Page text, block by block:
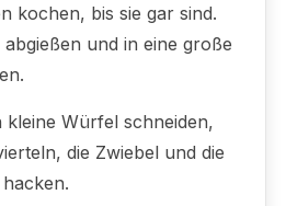
kochen, bis sie gar sind.
abgießen und in eine große
kleine Würfel schneiden,
die Zwiebel und die